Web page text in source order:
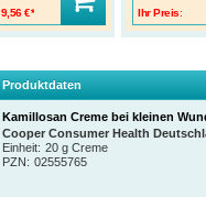
9,56 €*
Ihr Preis:
Produktdaten
Kamillosan Creme bei kleinen
Cooper Consumer Health
Einheit: 20 g Creme
PZN : 02555765